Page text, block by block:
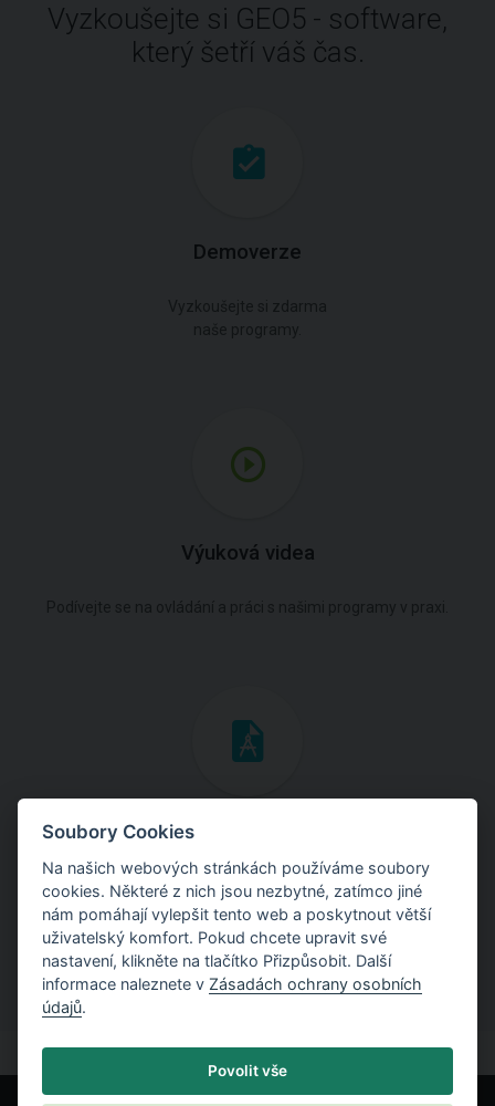
Vyzkoušejte si GEO5 - software,
který šetří váš čas.
Demoverze
Výuková videa
Inženýrské manuály
Stáhněte si manuály s teoretickými i praktickými ukázkami
použití programů.
Soubory Cookies
Na našich webových stránkách používáme soubory
cookies. Některé z nich jsou nezbytné, zatímco jiné
nám pomáhají vylepšit tento web a poskytnout větší
uživatelský komfort. Pokud chcete upravit své
nastavení, klikněte na tlačítko Přizpůsobit. Další
informace naleznete v Zásadách ochrany osobních
údajů.
Povolit vše